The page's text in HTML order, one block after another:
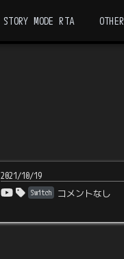
STORY MODE RTA OTHER
2021/10/19
Switch
コメントなし